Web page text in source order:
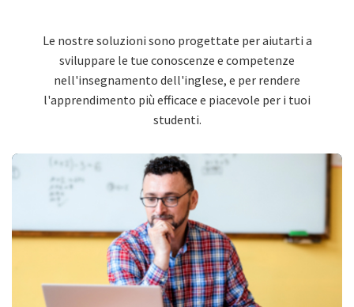
Le nostre soluzioni sono progettate per aiutarti a
sviluppare le tue conoscenze e competenze
nell'insegnamento dell'inglese, e per rendere
l'apprendimento più efficace e piacevole per i tuoi
studenti.